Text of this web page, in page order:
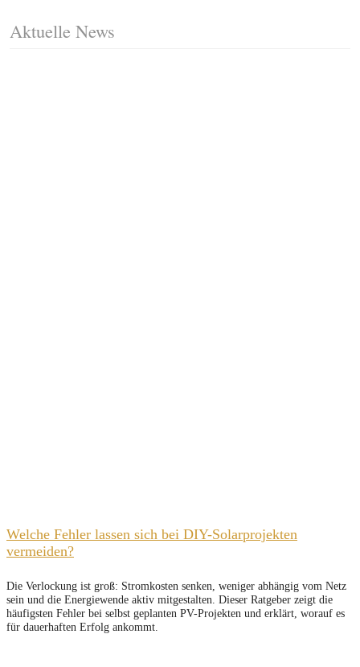
Aktuelle News
Welche Fehler lassen sich bei DIY-Solarprojekten
vermeiden?
Die Verlockung ist groß: Stromkosten senken, weniger abhängig vom Netz
sein und die Energiewende aktiv mitgestalten. Dieser Ratgeber zeigt die
häufigsten Fehler bei selbst geplanten PV-Projekten und erklärt, worauf es
für dauerhaften Erfolg ankommt.